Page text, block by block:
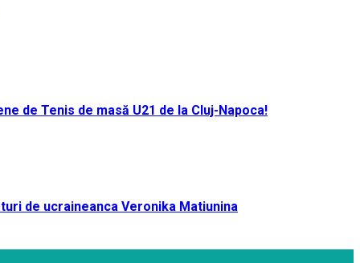
de Tenis de masă U21 de la Cluj-Napoca!
de ucraineanca Veronika Matiunina